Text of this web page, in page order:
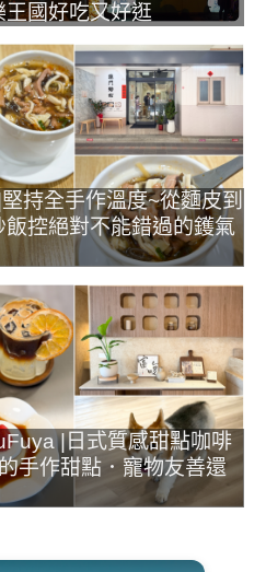
國好吃又好逛
持全手作溫度~從麵皮到
控絕對不能錯過的鑊氣
|日式質感甜點咖啡
手作甜點．寵物友善還